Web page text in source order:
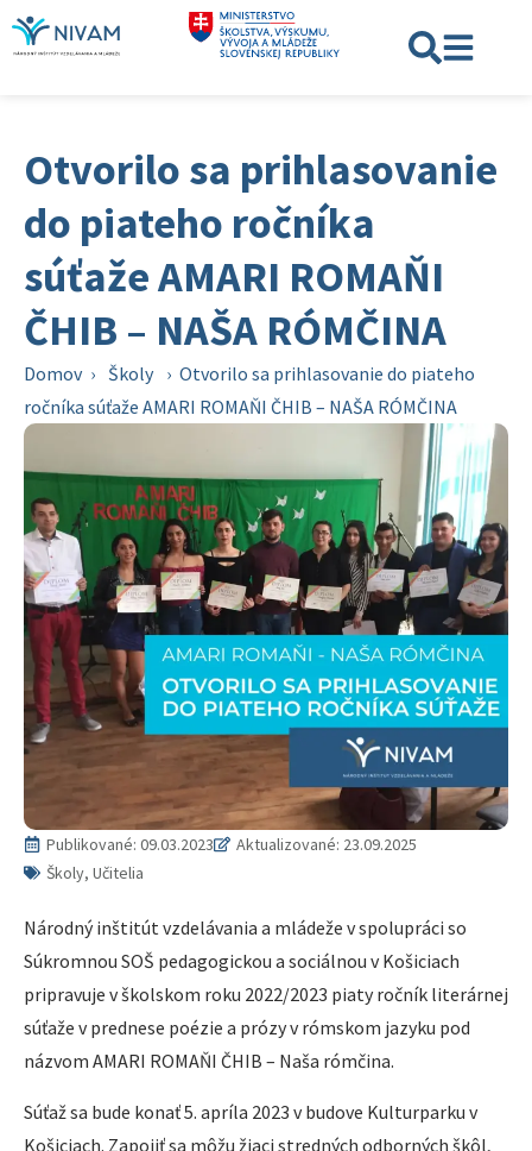
Otvorilo sa prihlasovanie
do piateho ročníka
súťaže AMARI ROMAŇI
ČHIB – NAŠA RÓMČINA
Domov › Školy › Otvorilo sa prihlasovanie do piateho
ročníka súťaže AMARI ROMAŇI ČHIB – NAŠA RÓMČINA
Publikované: 09.03.2023
Aktualizované: 23.09.2025
Školy, Učitelia
Národný inštitút vzdelávania a mládeže v spolupráci so
Súkromnou SOŠ pedagogickou a sociálnou v Košiciach
pripravuje v školskom roku 2022/2023 piaty ročník literárnej
súťaže v prednese poézie a prózy v rómskom jazyku pod
názvom AMARI ROMAŇI ČHIB – Naša rómčina.
Súťaž sa bude konať 5. apríla 2023 v budove Kulturparku v
Košiciach. Zapojiť sa môžu žiaci stredných odborných škôl,